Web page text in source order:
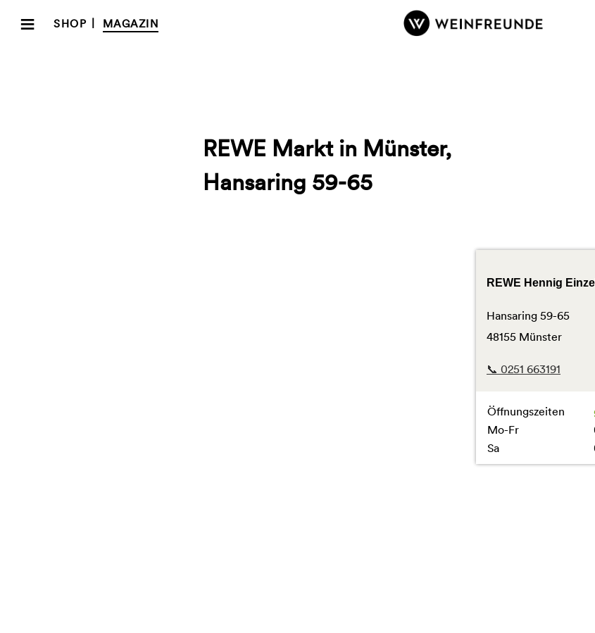
≡ SHOP | MAGAZIN
s
e
REWE Markt in Münster,
Hansaring 59-65
REWE Hennig
Hansaring 59-65
48155 Münster
📞 0251 663191
Öffnungszeiten
Mo-Fr
Sa